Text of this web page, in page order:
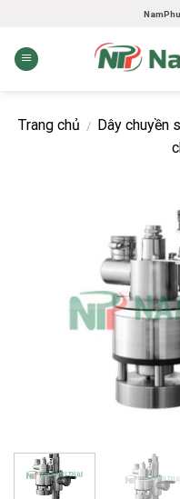
content
Trang chủ / Dây chuyền